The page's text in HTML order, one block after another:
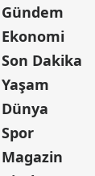
Gündem
Ekonomi
Son Dakika
Yaşam
Dünya
Spor
Magazin